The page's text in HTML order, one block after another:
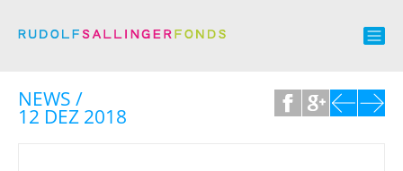
NEWS /
12 DEZ 2018